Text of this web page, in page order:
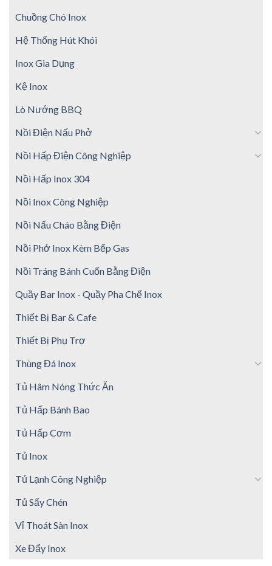
Chuồng Chó Inox
Hệ Thống Hút Khói
Inox Gia Dụng
Kệ Inox
Lò Nướng BBQ
Nồi Điện Nấu Phở
Nồi Hấp Điện Công Nghiệp
Nồi Hấp Inox 304
Nồi Inox Công Nghiệp
Nồi Nấu Cháo Bằng Điện
Nồi Phở Inox Kèm Bếp Gas
Nồi Tráng Bánh Cuốn Bằng Điện
Quầy Bar Inox - Quầy Pha Chế Inox
Thiết Bị Bar & Cafe
Thiết Bị Phụ Trợ
Thùng Đá Inox
Tủ Hâm Nóng Thức Ăn
Tủ Hấp Bánh Bao
Tủ Hấp Cơm
Tủ Inox
Tủ Lạnh Công Nghiệp
Tủ Sấy Chén
Vỉ Thoát Sàn Inox
Xe Đẩy Inox